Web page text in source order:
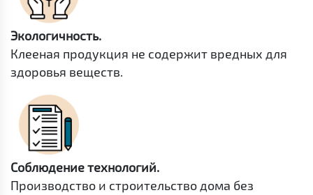
Экологичность.
Клееная продукция не содержит вредных для
здоровья веществ.
Соблюдение технологий.
Производство и строительство дома без